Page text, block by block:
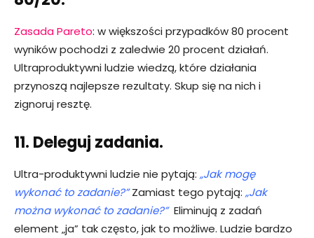
Zasada Pareto: w większości przypadków 80 procent
wyników pochodzi z zaledwie 20 procent działań.
Ultraproduktywni ludzie wiedzą, które działania
przynoszą najlepsze rezultaty. Skup się na nich i
zignoruj ​​resztę.
11. Deleguj zadania.
Ultra-produktywni ludzie nie pytają: „Jak mogę
wykonać to zadanie?”Zamiast tego pytają: „Jak
można wykonać to zadanie?”Eliminują z zadań
element „ja” tak często, jak to możliwe. Ludzie bardzo